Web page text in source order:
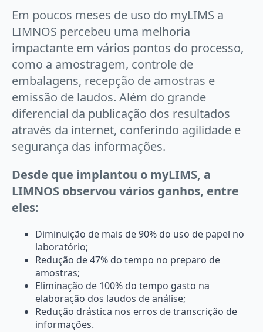
Em poucos meses de uso do myLIMS a
LIMNOS percebeu uma melhoria
impactante em vários pontos do processo,
como a amostragem, controle de
embalagens, recepção de amostras e
emissão de laudos. Além do grande
diferencial da publicação dos resultados
através da internet, conferindo agilidade e
segurança das informações.
Desde que implantou o myLIMS, a
LIMNOS observou vários ganhos, entre
eles:
Diminuição de mais de 90% do uso de papel no
laboratório;
Redução de 47% do tempo no preparo de
amostras;
Eliminação de 100% do tempo gasto na
elaboração dos laudos de análise;
Redução drástica nos erros de transcrição de
informações.